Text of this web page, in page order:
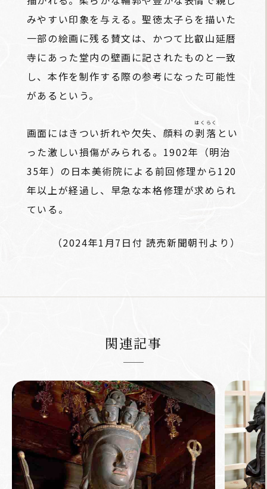
みやすい印象を与える。聖徳太子らを描いた
一部の絵画に残る賛文は、かつて比叡山延暦
寺にあった堂内の壁画に記されたものと一致
し、本作を制作する際の参考になった可能性
があるという。
画面にはきつい折れや欠失、顔料の剥落
はくらく
とい
った激しい損傷がみられる。1902年（明治
35年）の日本美術院による前回修理から120
年以上が経過し、早急な本格修理が求められ
ている。
（2024年1月7日付 読売新聞朝刊より）
関連記事